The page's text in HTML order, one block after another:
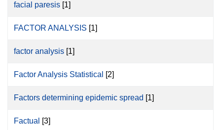
facial paresis [1]
FACTOR ANALYSIS [1]
factor analysis [1]
Factor Analysis Statistical [2]
Factors determining epidemic spread [1]
Factual [3]